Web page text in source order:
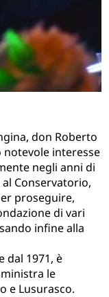
don Roberto
notevole interesse
negli anni di
Conservatorio,
proseguire,
di vari
infine alla
dal 1971, è
le
e Lusurasco.